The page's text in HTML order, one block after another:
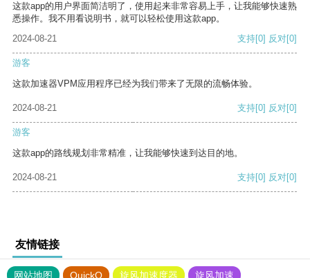
这款app的用户界面简洁明了，使用起来非常容易上手，让我能够快速熟
悉操作。我不用看说明书，就可以轻松使用这款app。
2024-08-21
支持[0] 反对[0]
游客
这款加速器VPM应用程序已经为我们带来了无限的流畅体验。
2024-08-21 支持[0] 反对[0]
游客
这款app的路线规划非常精准，让我能够快速到达目的地。
2024-08-21 支持[0] 反对[0]
友情链接
网站地图 QuickQ 旋风加速度器
旋风加速